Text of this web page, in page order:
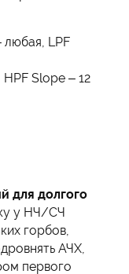
любая, LPF
HPF Slope – 12
для долгого
у НЧ/СЧ
горбов,
АЧХ,
первого